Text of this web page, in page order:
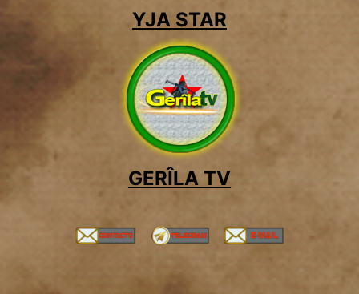
YJA STAR
GERÎLA TV